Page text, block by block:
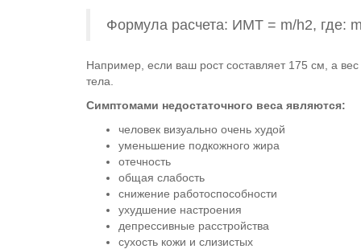
Формула расчета: ИМТ = m/h2, где:
Например, если ваш рост составляет 175 см, а
тела.
Симптомами недостаточного веса являются:
человек визуально очень худой
уменьшение подкожного жира
отечность
общая слабость
снижение работоспособности
ухудшение настроения
депрессивные расстройства
сухость кожи и слизистых